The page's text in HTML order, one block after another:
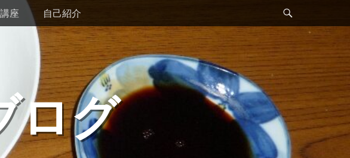
座 自己紹介
ログ